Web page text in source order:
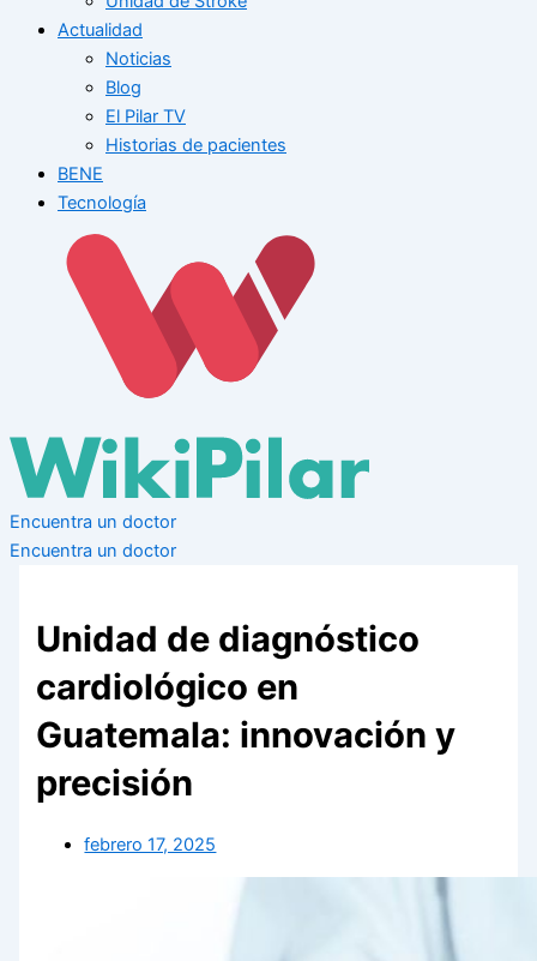
Actualidad
Noticias
Blog
El Pilar TV
Historias de pacientes
BENE
Tecnología
Encuentra un doctor
Encuentra un doctor
Unidad de diagnóstico
cardiológico en
Guatemala: innovación y
precisión
febrero 17, 2025